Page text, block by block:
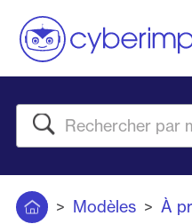
Rechercher
Accueil Modèles À